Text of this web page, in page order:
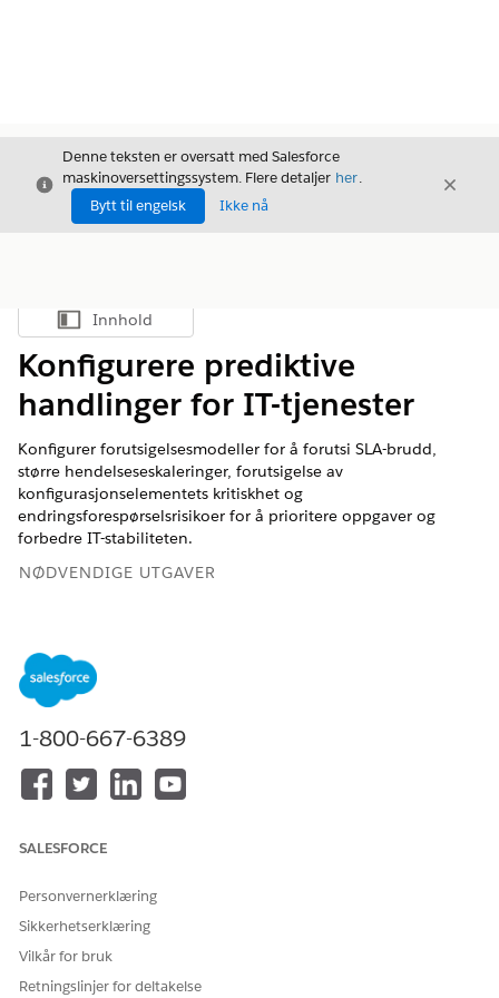
Avslutt
Denne teksten er oversatt med Salesforce
maskinoversettingssystem. Flere detaljer her.
Bytt til engelsk
Ikke nå
Avslutt
Vis innholdsfortegnelse
Innhold
Konfigurere prediktive
handlinger for IT-tjenester
Konfigurer forutsigelsesmodeller for å forutsi SLA-brudd,
større hendelseseskaleringer, forutsigelse av
konfigurasjonselementets kritiskhet og
endringsforespørselsrisikoer for å prioritere oppgaver og
forbedre IT-stabiliteten.
NØDVENDIGE UTGAVER
Tilgjengelig i
for IT Services-tillegget og AI Accelerator for IT Services-
tillegget.
Konfigurere forutsigelse av SLA-brudd for IT-tjenester
Konfigurer SLA-forutsigelsesmodellen for brudd for å
forutsi bruddsannsynligheter ved bruk av maskinlæring og
prioritere hasteoppgaver og forbedre tjenestenes
Konfigurere hovedhendelsesforutsigelse for IT-tjenester
Konfigurer modellen for hovedhendelsesforutsigelse for å
forutsi eskaleringsrisikoer ved å analysere sanntidsdata og
1-800-667-6389
SALESFORCE
Personvernerklæring
Sikkerhetserklæring
Vilkår for bruk
Retningslinjer for deltakelse